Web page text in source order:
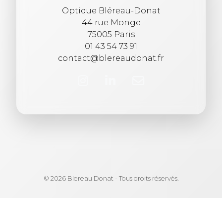
Optique Bléreau-Donat
44 rue Monge
75005 Paris
01 43 54 73 91
contact@blereaudonat.fr
© 2026 Blereau Donat - Tous droits réservés.